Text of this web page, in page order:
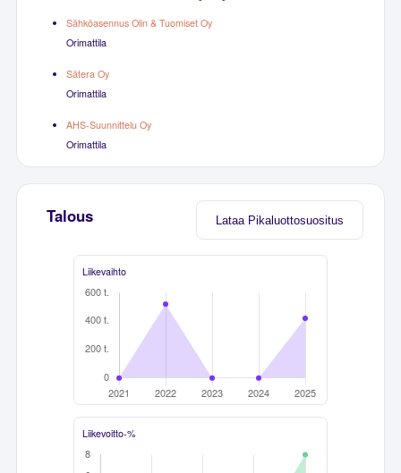
Sähköasennus Olin & Tuomiset Oy
Orimattila
Sätera Oy
Orimattila
AHS-Suunnittelu Oy
Orimattila
Lataa Pikaluottosuositus
Talous
Liikevaihto
Liikevoitto-%